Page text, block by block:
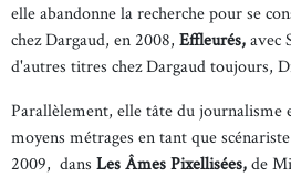
elle abandonne la recherche pour se
chez Dargaud, en 2008, Effleurés,avec
d'autres titres chez Dargaud toujours,
Parallèlement, elle tâte du journalisme
moyens métrages en tant que
2009, dans Les Âmes Pixellisées,de